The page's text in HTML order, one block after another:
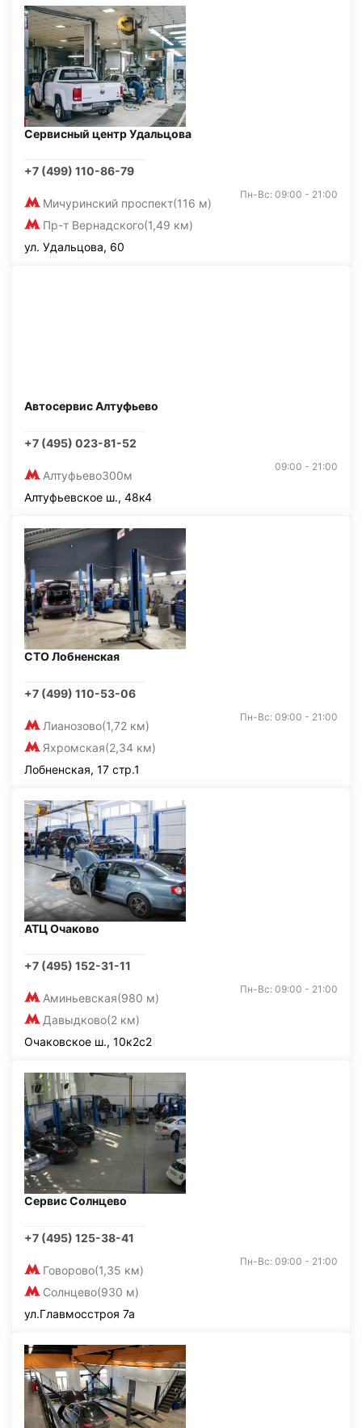
Сервисный центр Удальцова
+7 (499) 110-86-79
Мичуринский проспект(116 м)
Пр-т Вернадского(1,49 км)
Пн-Вс: 09:00 - 21:00
ул. Удальцова, 60
Автосервис Алтуфьево
+7 (495) 023-81-52
Алтуфьево300м
09:00 - 21:00
Алтуфьевское ш., 48к4
СТО Лобненская
+7 (499) 110-53-06
Лианозово(1,72 км)
Яхромская(2,34 км)
Пн-Вс: 09:00 - 21:00
Лобненская, 17 стр.1
АТЦ Очаково
+7 (495) 152-31-11
Аминьевская(980 м)
Давыдково(2 км)
Пн-Вс: 09:00 - 21:00
Очаковское ш., 10к2с2
Сервис Солнцево
+7 (495) 125-38-41
Говорово(1,35 км)
Солнцево(930 м)
Пн-Вс: 09:00 - 21:00
ул.Главмосстроя 7а